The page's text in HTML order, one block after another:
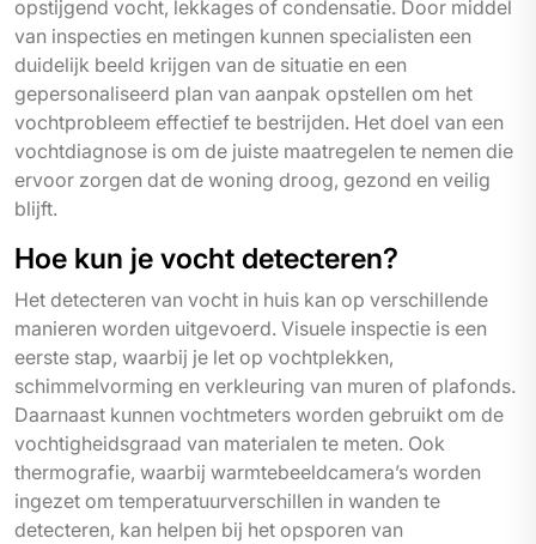
opstijgend vocht, lekkages of condensatie. Door middel
van inspecties en metingen kunnen specialisten een
duidelijk beeld krijgen van de situatie en een
gepersonaliseerd plan van aanpak opstellen om het
vochtprobleem effectief te bestrijden. Het doel van een
vochtdiagnose is om de juiste maatregelen te nemen die
ervoor zorgen dat de woning droog, gezond en veilig
blijft.
Hoe kun je vocht detecteren?
Het detecteren van vocht in huis kan op verschillende
manieren worden uitgevoerd. Visuele inspectie is een
eerste stap, waarbij je let op vochtplekken,
schimmelvorming en verkleuring van muren of plafonds.
Daarnaast kunnen vochtmeters worden gebruikt om de
vochtigheidsgraad van materialen te meten. Ook
thermografie, waarbij warmtebeeldcamera’s worden
ingezet om temperatuurverschillen in wanden te
detecteren, kan helpen bij het opsporen van